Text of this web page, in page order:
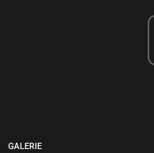
GALERIE